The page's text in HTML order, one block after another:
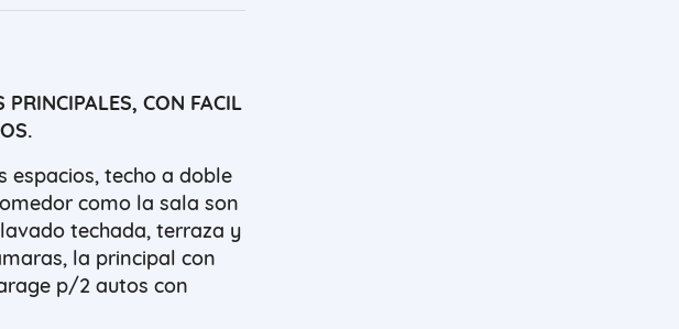
PRINCIPALES, CON FACIL
espacios, techo a doble
como la sala son
techada, terraza y
la principal con
p/2 autos con